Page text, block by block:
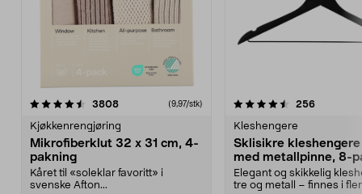
3808anmeldelser(9,97/stk)
Kjøkkenrengjøring
Mikrofiberklut 32 x 31 cm, 4-
pakning
Kåret til «soleklar favoritt» i
svenske Afton...
4.5av 5 stjerner 256
Kleshengere
Sklisikre
med metallpinne, 8-
Elegant og skikkelig
tre og metall – finnes i
4.5av 5 stjerner